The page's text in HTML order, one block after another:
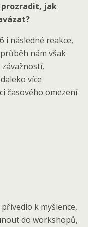
prozradit, jak
i následné reakce,
nám však
více
časového omezení
k myšlence,
do workshopů,